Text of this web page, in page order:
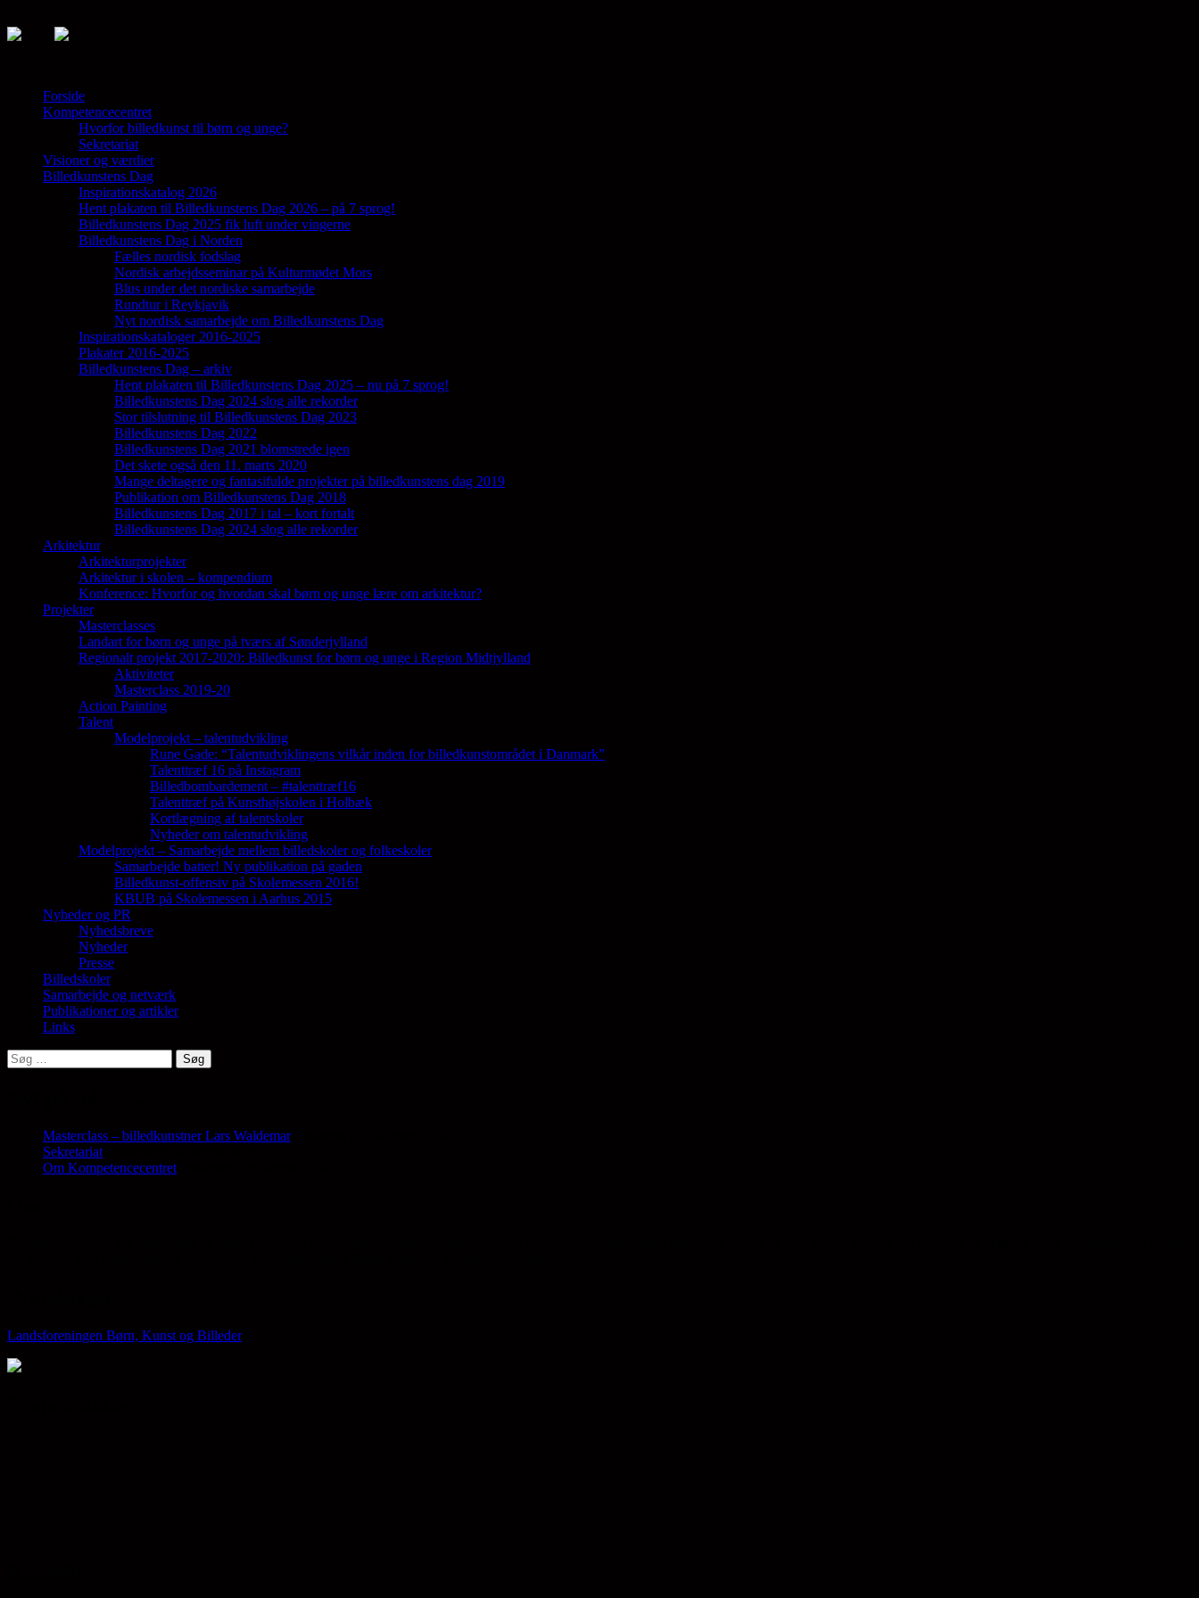
Samler en lang række aktører på tværs af den billedkunstneriske fødekæde
Forside
Kompetencecentret
Hvorfor billedkunst til børn og unge?
Sekretariat
Visioner og værdier
Billedkunstens Dag
Inspirationskatalog 2026
Hent plakaten til Billedkunstens Dag 2026 – på 7 sprog!
Billedkunstens Dag 2025 fik luft under vingerne
Billedkunstens Dag i Norden
Fælles nordisk fodslag
Nordisk arbejdsseminar på Kulturmødet Mors
Blus under det nordiske samarbejde
Rundtur i Reykjavik
Nyt nordisk samarbejde om Billedkunstens Dag
Inspirationskataloger 2016-2025
Plakater 2016-2025
Billedkunstens Dag – arkiv
Hent plakaten til Billedkunstens Dag 2025 – nu på 7 sprog!
Billedkunstens Dag 2024 slog alle rekorder
Stor tilslutning til Billedkunstens Dag 2023
Billedkunstens Dag 2022
Billedkunstens Dag 2021 blomstrede igen
Det skete også den 11. marts 2020
Mange deltagere og fantasifulde projekter på billedkunstens dag 2019
Publikation om Billedkunstens Dag 2018
Billedkunstens Dag 2017 i tal – kort fortalt
Billedkunstens Dag 2024 slog alle rekorder
Arkitektur
Arkitekturprojekter
Arkitektur i skolen – kompendium
Konference: Hvorfor og hvordan skal børn og unge lære om arkitektur?
Projekter
Masterclasses
Landart for børn og unge på tværs af Sønderjylland
Regionalt projekt 2017-2020: Billedkunst for børn og unge i Region Midtjylland
Aktiviteter
Masterclass 2019-20
Action Painting
Talent
Modelprojekt – talentudvikling
Rune Gade: “Talentudviklingens vilkår inden for billedkunstområdet i Danmark”
Talenttræf 16 på Instagram
Billedbombardement – #talenttræf16
Talenttræf på Kunsthøjskolen i Holbæk
Kortlægning af talentskoler
Nyheder om talentudvikling
Modelprojekt – Samarbejde mellem billedskoler og folkeskoler
Samarbejde batter! Ny publikation på gaden
Billedkunst-offensiv på Skolemessen 2016!
KBUB på Skolemessen i Aarhus 2015
Nyheder og PR
Nyhedsbreve
Nyheder
Presse
Billedskoler
Samarbejde og netværk
Publikationer og artikler
Links
Søg
efter:
Masterclass – billedkunstner Lars WaldemarOpdateret d. 6. august 2026
Sekretariat
Om Kompetencecentret
Landsforeningen Børn, Kunst og Billeder